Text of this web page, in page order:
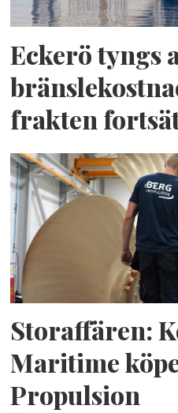
Eckerö tyngs
frakten
Storaffären:
Maritime
Propulsion